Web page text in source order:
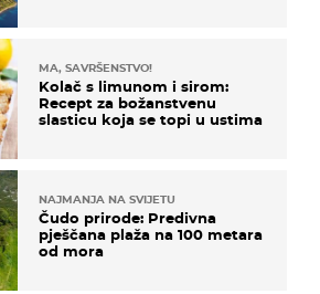
MA, SAVRŠENSTVO!
Kolač s limunom i sirom:
Recept za božanstvenu
slasticu koja se topi u ustima
NAJMANJA NA SVIJETU
Čudo prirode: Predivna
pješčana plaža na 100 metara
od mora